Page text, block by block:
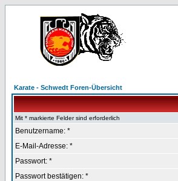
Karate - Schwedt Foren-Übersicht
Mit * markierte Felder sind erforderlich
Benutzername: *
E-Mail-Adresse: *
Passwort: *
Passwort bestätigen: *